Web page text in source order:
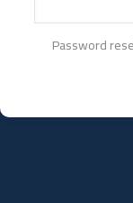
Password